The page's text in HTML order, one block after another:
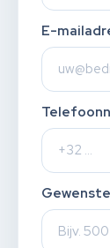
E-